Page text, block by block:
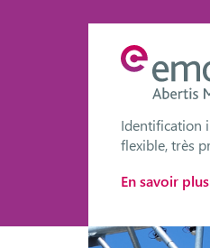
Identification
flexible, très
En savoir plus